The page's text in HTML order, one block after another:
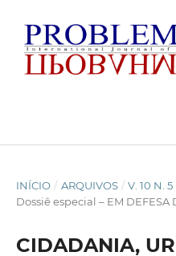
INÍCIO / ARQUIVOS / V. 10 N. 5
Dossiê especial – EM DEFESA
CIDADANIA,